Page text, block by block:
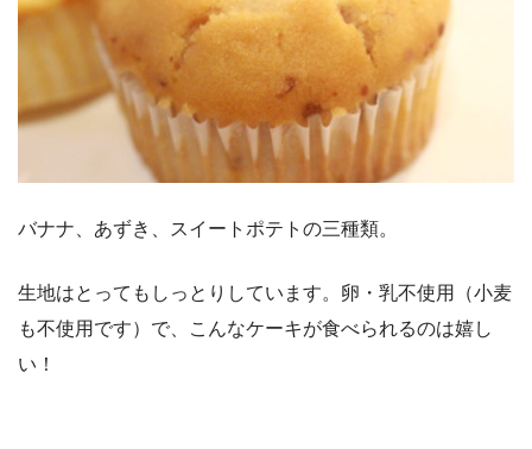
バナナ、あずき、スイートポテトの三種類。
生地はとってもしっとりしています。卵・乳不使用（小麦
も不使用です）で、こんなケーキが食べられるのは嬉し
い！